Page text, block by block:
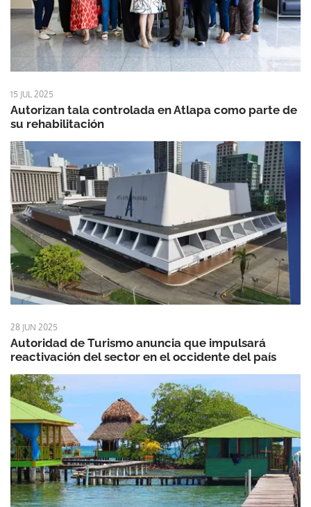
15 JUL 2025
Autorizan tala controlada en Atlapa como parte de
su rehabilitación
28 JUN 2025
Autoridad de Turismo anuncia que impulsará
reactivación del sector en el occidente del país